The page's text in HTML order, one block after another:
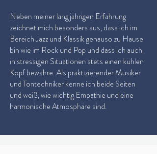
Neben meiner langjährigen Erfahrung
zeichnet mich besonders aus, dass ich im
Bereich Jazz und Klassik genauso zu Hause
bin wie im Rock und Pop und dass ich auch
in stressigen Situationen stets einen kühlen
Kopf bewahre. Als praktizierender Musiker
und Tontechniker kenne ich beide Seiten
und weiß, wie wichtig Empathie und eine
harmonische Atmosphäre sind.